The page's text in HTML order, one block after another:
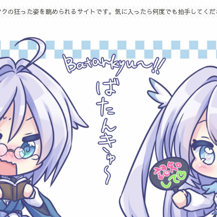
の狂った姿を眺められるサイトです。気に入ったら何度でも拍手してく